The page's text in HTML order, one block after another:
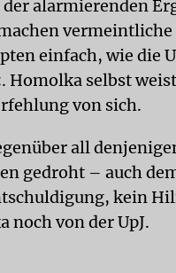
alarmierenden
einfach, wie die
Homolka selbst
von sich.
all
gedroht – auch
kein
noch von der UpJ.